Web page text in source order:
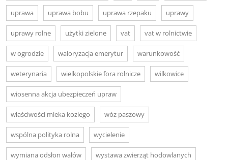
uprawa uprawa bobu uprawa rzepaku uprawy
uprawy rolne użytki zielone vat vat w rolnictwie
w ogrodzie waloryzacja emerytur warunkowość
weterynaria wielkopolskie fora rolnicze wilkowice
wiosenna akcja ubezpieczeń upraw
właściwości mleka koziego wóz paszowy
wspólna polityka rolna wycielenie
wymiana odsłon wałów wystawa zwierząt hodowlanych